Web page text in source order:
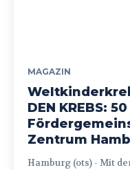
MAGAZIN
DEN KREBS:
Zentrum
Hamburg (ots) - Mit dem Weltkinderkrebstag, der